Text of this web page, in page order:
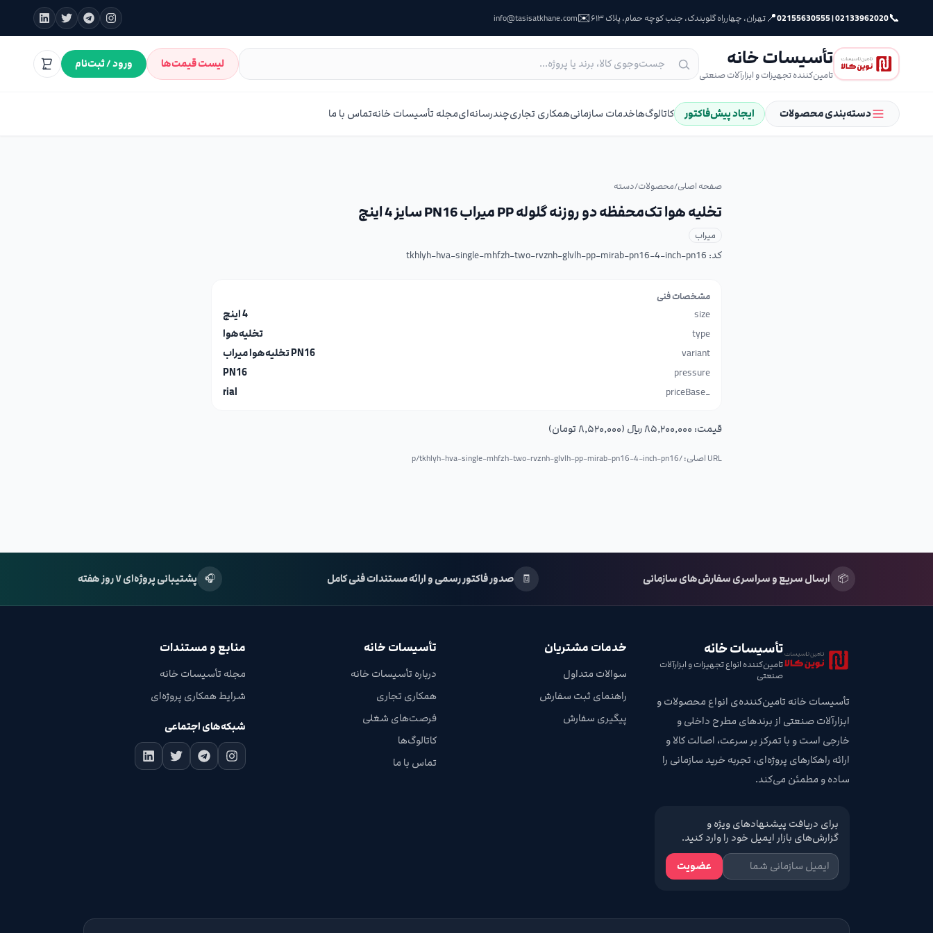
📞
02133962020 | 02155630555
📍تهران، چهارراه گلوبندک، جنب کوچه حمام، پلاک ۶۱۳ ✉️
info@tasisatkhane.com
تأسیسات خانه
تامین‌کننده تجهیزات و ابزارآلات صنعتی
لیست قیمت‌ها ورود / ثبت‌نام
دسته‌بندی محصولات ایجاد پیش‌فاکتور کاتالوگ‌هاخدمات سازمانیهمکاری تجاریچندرسانه‌ایمجله تأسیسات خانهتماس با ما
صفحه اصلی/محصولات/دسته
تخلیه هوا تک‌محفظه دو روزنه گلوله PP میراب PN16 سایز 4 اینچ
میراب
کد: tkhlyh-hva-single-mhfzh-two-rvznh-glvlh-pp-mirab-pn16-4-inch-pn16
مشخصات فنی
size
4 اینچ
type
تخلیه‌هوا
variant
PN16 تخلیه‌هوا میراب
pressure
PN16
_priceBase
rial
قیمت: ۸۵٬۲۰۰٬۰۰۰ ریال (۸٬۵۲۰٬۰۰۰ تومان)
URL اصلی: /p/ tkhlyh-hva-single-mhfzh-two-rvznh-glvlh-pp-mirab-pn16-4-inch-pn16
📦 ارسال سریع و سراسری سفارش‌های سازمانی 🧾 صدور فاکتور رسمی و ارائه مستندات فنی کامل 🎧 پشتیبانی پروژه‌ای ۷ روز هفته
تأسیسات خانه
تامین‌کننده انواع تجهیزات و ابزارآلات
صنعتی
تأسیسات خانه تامین‌کننده‌ی انواع محصولات و
ابزارآلات صنعتی از برندهای مطرح داخلی و
خارجی است و با تمرکز بر سرعت، اصالت کالا و
ارائه راهکارهای پروژه‌ای، تجربه خرید سازمانی را
ساده و مطمئن می‌کند.
برای دریافت پیشنهادهای ویژه و
گزارش‌های بازار ایمیل خود را وارد کنید.
عضویت
خدمات مشتریان
سوالات متداول
راهنمای ثبت سفارش
پیگیری سفارش
تأسیسات خانه
درباره تأسیسات خانه
همکاری تجاری
فرصت‌های شغلی
کاتالوگ‌ها
تماس با ما
منابع و مستندات
مجله تأسیسات خانه
شرایط همکاری پروژه‌ای
شبکه‌های اجتماعی